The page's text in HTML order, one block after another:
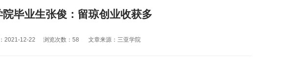
院毕业生张俊：留琼创业收获多
2021-12-22 浏览次数： 58 文章来源：三亚学院